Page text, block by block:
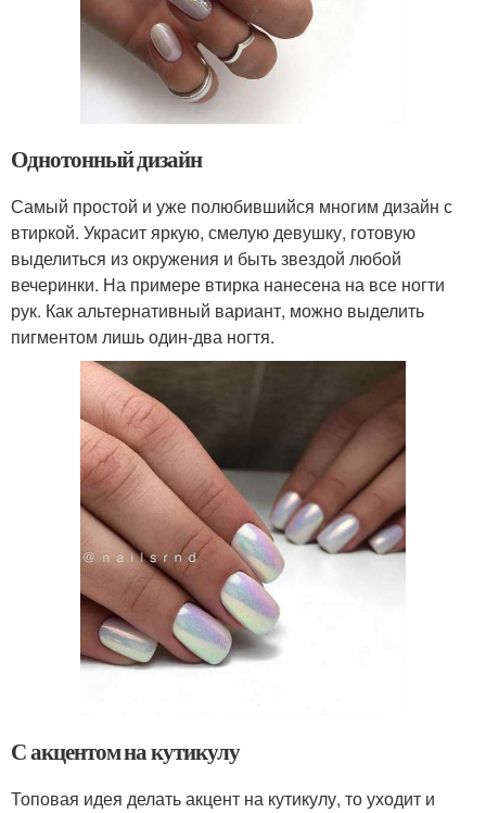
Однотонный дизайн
Самый простой и уже полюбившийся многим дизайн с
втиркой. Украсит яркую, смелую девушку, готовую
выделиться из окружения и быть звездой любой
вечеринки. На примере втирка нанесена на все ногти
рук. Как альтернативный вариант, можно выделить
пигментом лишь один-два ногтя.
С акцентом на кутикулу
Топовая идея делать акцент на кутикулу, то уходит и